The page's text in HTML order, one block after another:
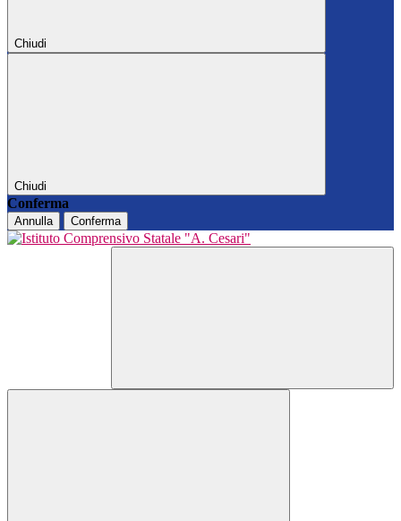
Chiudi
Chiudi
Conferma
Annulla Conferma